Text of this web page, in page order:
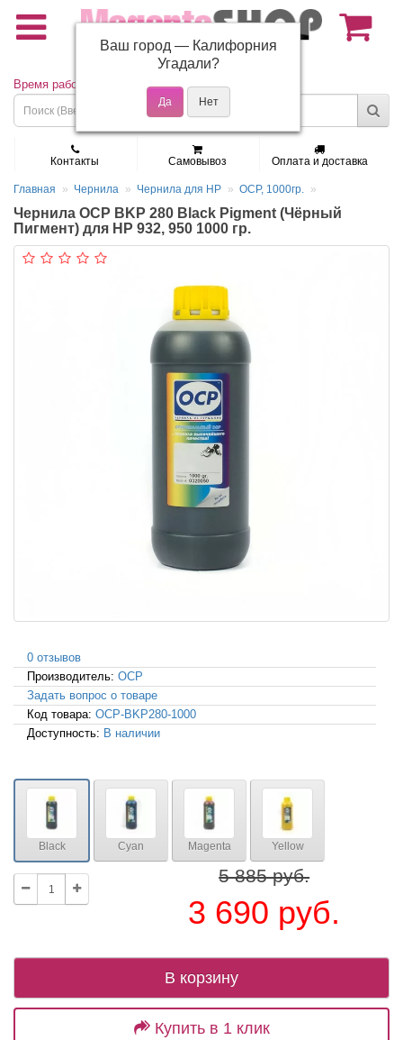
(495) 150-01-37
Время работы: Пн - Пт 9:30 - 19:00
Контакты Самовывоз Оплата и доставка
Главная Чернила Чернила для HP OCP, 1000гр.
Чернила OCP BKP 280 Black Pigment (Чёрный
Пигмент) для HP 932, 950 1000 гр.
0 отзывов
Производитель: OCP
Задать вопрос о товаре
Код товара: OCP-BKP280-1000
Доступность: В наличии
Black Cyan Magenta Yellow
5 885 руб.
3 690 руб.
В корзину
Купить в 1 клик
Ваш город — Калифорния
Угадали?